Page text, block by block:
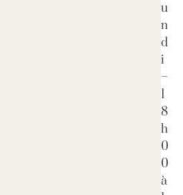
u
n
d
i
–
1
8
h
0
0
à